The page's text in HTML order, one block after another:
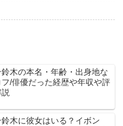
木の本名・年齢・出身地な
フ/俳優だった経歴や年収や評
木に彼女はいる？イボン